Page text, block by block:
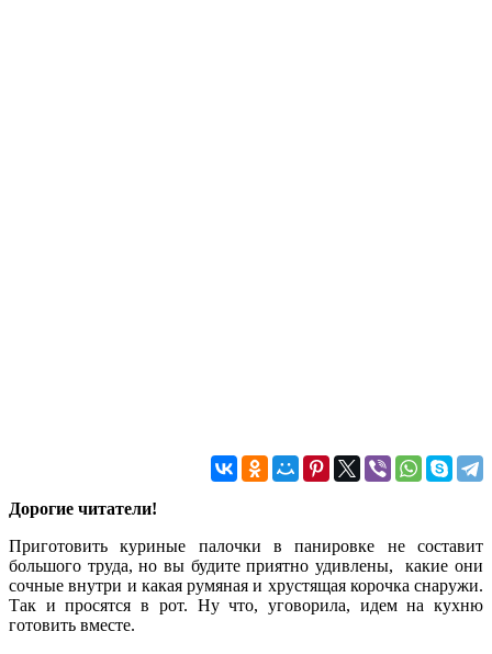
Дорогие читатели!
Приготовить куриные палочки в панировке не составит
большого труда, но вы будите приятно удивлены, какие они
сочные внутри и какая румяная и хрустящая корочка снаружи.
Так и просятся в рот. Ну что, уговорила, идем на кухню
готовить вместе.